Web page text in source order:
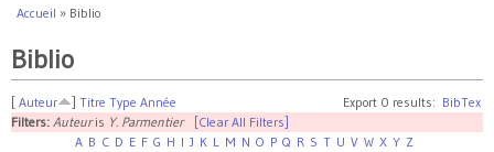
Vous êtes ici
Accueil » Biblio
Biblio
Export 0 results: BibTex
[ Auteur ] Titre Type Année
Filters: Auteuris Y. Parmentier
[Clear All Filters]
A B C D E F G H I J K L M N O P Q R S T U V W X Y Z